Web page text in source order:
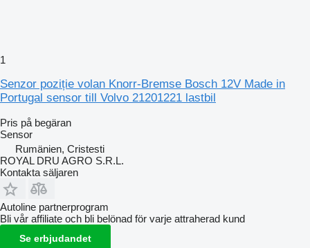
1
Senzor poziție volan Knorr-Bremse Bosch 12V Made in
Portugal sensor till Volvo 21201221 lastbil
Pris på begäran
Sensor
Rumänien, Cristesti
ROYAL DRU AGRO S.R.L.
Kontakta säljaren
Autoline partnerprogram
Bli vår affiliate och bli belönad för varje attraherad kund
Se erbjudandet